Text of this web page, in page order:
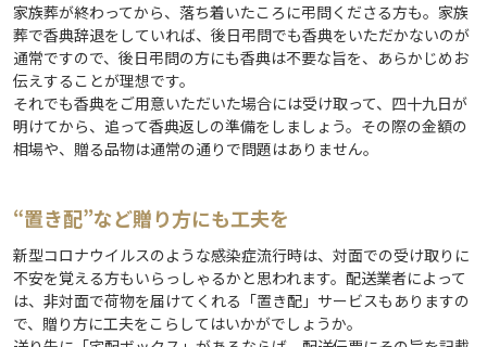
家族葬が終わってから、落ち着いたころに弔問くださる方も。家族
葬で香典辞退をしていれば、後日弔問でも香典をいただかないのが
通常ですので、後日弔問の方にも香典は不要な旨を、あらかじめお
伝えすることが理想です。
それでも香典をご用意いただいた場合には受け取って、四十九日が
明けてから、追って香典返しの準備をしましょう。その際の金額の
相場や、贈る品物は通常の通りで問題はありません。
“置き配”など贈り方にも工夫を
新型コロナウイルスのような感染症流行時は、対面での受け取りに
不安を覚える方もいらっしゃるかと思われます。配送業者によって
は、非対面で荷物を届けてくれる「置き配」サービスもありますの
で、贈り方に工夫をこらしてはいかがでしょうか。